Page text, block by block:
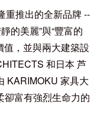
重推出的全新品牌 --
的美麗”與“豐富的
值，並與兩大建築設
和日本 芦
KARIMOKU 家具大
卻富有強烈生命力的